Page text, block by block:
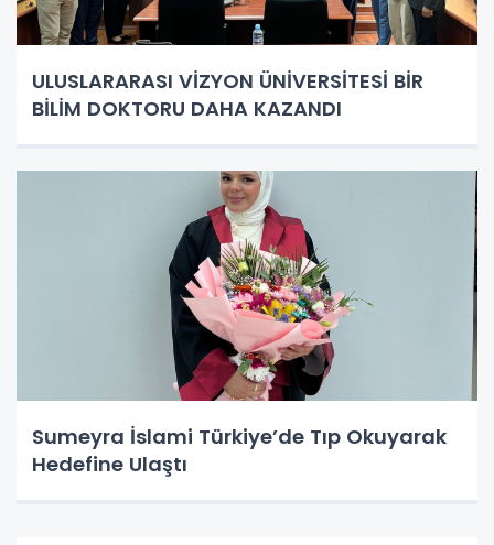
ULUSLARARASI VİZYON ÜNİVERSİTESİ BİR
BİLİM DOKTORU DAHA KAZANDI
Sumeyra İslami Türkiye’de Tıp Okuyarak
Hedefine Ulaştı